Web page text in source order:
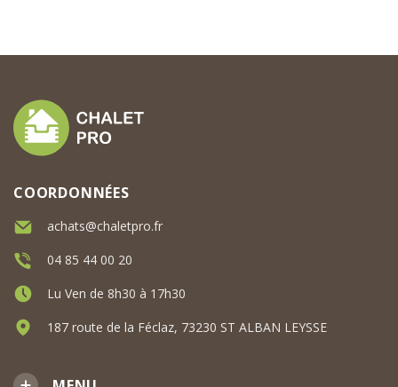
COORDONNÉES
achats@chaletpro.fr
04 85 44 00 20
Lu Ven de 8h30 à 17h30
187 route de la Féclaz, 73230 ST ALBAN LEYSSE